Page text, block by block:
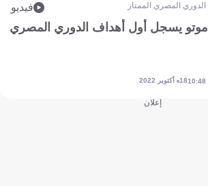
الدوري المصري الممتاز فيديو
أموتو يسجل أول أهداف الدوري المصري
10:4818 أكتوبر 2022
إعلان